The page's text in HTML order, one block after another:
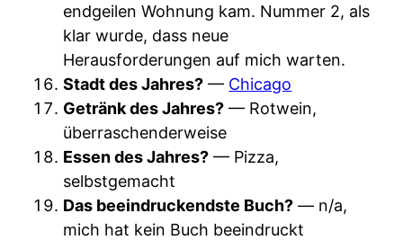
endgeilen Wohnung kam. Nummer 2, als
klar wurde, dass neue
Herausforderungen auf mich warten.
Stadt des Jahres? — Chicago
Getränk des Jahres? — Rotwein,
überraschenderweise
Essen des Jahres? — Pizza,
selbstgemacht
Das beeindruckendste Buch? — n/a,
mich hat kein Buch beeindruckt